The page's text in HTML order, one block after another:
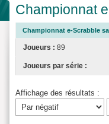
Championnat
Championnat e-Scrabble
Joueurs : 89
Joueurs par série :
Affichage des résultats :